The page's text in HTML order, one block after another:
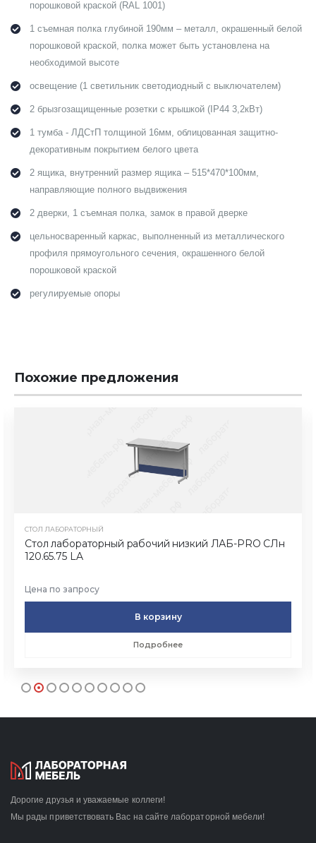
порошковой краской (RAL 1001)
1 съемная полка глубиной 190мм – металл, окрашенный белой
порошковой краской, полка может быть установлена на
необходимой высоте
освещение (1 светильник светодиодный с выключателем)
2 брызгозащищенные розетки с крышкой (IP44 3,2кВт)
1 тумба - ЛДСтП толщиной 16мм, облицованная защитно-
декоративным покрытием белого цвета
2 ящика, внутренний размер ящика – 515*470*100мм,
направляющие полного выдвижения
2 дверки, 1 съемная полка, замок в правой дверке
цельносваренный каркас, выполненный из металлического
профиля прямоугольного сечения, окрашенного белой
порошковой краской
регулируемые опоры
Похожие предложения
СТОЛ ЛАБОРАТОРНЫЙ
Стол лабораторный рабочий низкий ЛАБ-PRO CЛн
120.65.75 LA
Цена по запросу
В корзину
Подробнее
Дорогие друзья и уважаемые коллеги!
Мы рады приветствовать Вас на сайте лабораторной мебели!